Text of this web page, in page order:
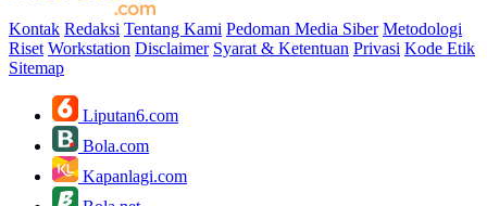
Kontak Redaksi Tentang Kami Pedoman Media Siber Metodologi
Riset Workstation Disclaimer Syarat & Ketentuan Privasi Kode Etik
Sitemap
Liputan6.com
Bola.com
Kapanlagi.com